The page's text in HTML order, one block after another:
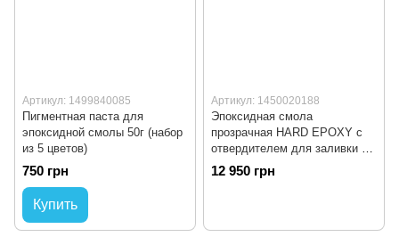
Артикул: 1499840085
Пигментная паста для
эпоксидной смолы 50г (набор
из 5 цветов)
750 грн
Купить
Артикул: 1450020188
Эпоксидная смола
прозрачная HARD EPOXY с
отвердителем для заливки 3Д
столешниц 15кг
12 950 грн